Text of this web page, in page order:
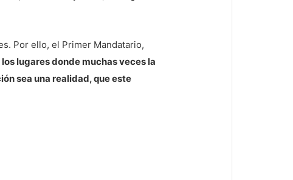
Por ello, el Primer Mandatario,
lugares donde muchas veces la
sea una realidad, que este